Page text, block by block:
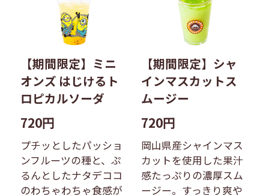
【期間限定】ミニ
オンズ はじけるト
ロピカルソーダ
720円
プチッとしたパッショ
ンフルーツの種と、ぷ
るんとしたナタデココ
のわちゃわちゃ食感が
【期間限定】シャ
インマスカットス
ムージー
720円
岡山県産シャインマス
カットを使用した果汁
感たっぷりの濃厚スム
ージー。すっきり爽や